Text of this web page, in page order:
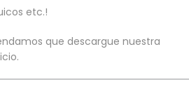
etc.!
que descargue nuestra